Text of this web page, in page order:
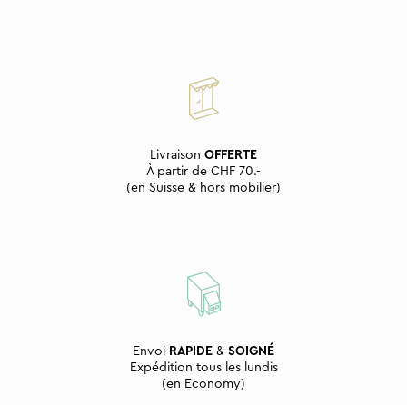
Livraison OFFERTE
À partir de CHF 70.-
(en Suisse & hors mobilier)
Envoi RAPIDE & SOIGNÉ
Expédition tous les lundis
(en Economy)